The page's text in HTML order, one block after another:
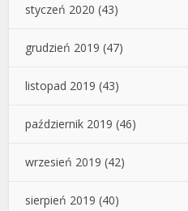
styczeń 2020 (43)
grudzień 2019 (47)
listopad 2019 (43)
październik 2019 (46)
wrzesień 2019 (42)
sierpień 2019 (40)